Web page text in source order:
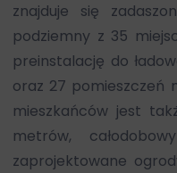
znajduje się
podziemny z 35
preinstalację do
oraz 27 pomieszczeń
mieszkańców jest
metrów,
zaprojektowane